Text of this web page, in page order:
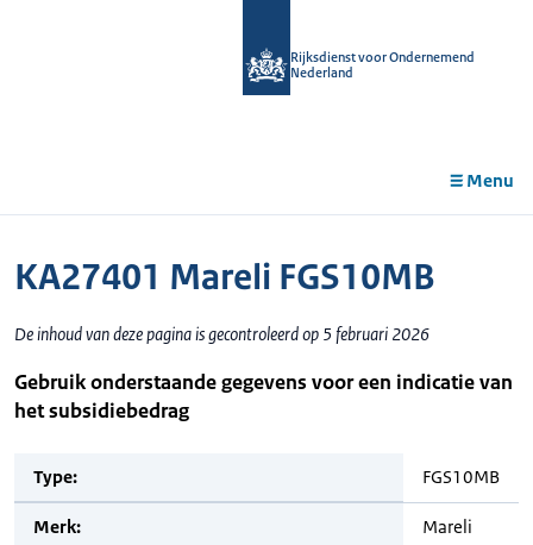
Rijksdienst voor Ondernemend
Nederland
Menu
KA27401 Mareli FGS10MB
De inhoud van deze pagina is gecontroleerd op 5 februari 2026
Gebruik onderstaande gegevens voor een indicatie van
het subsidiebedrag
Type: FGS10MB
Merk: Mareli